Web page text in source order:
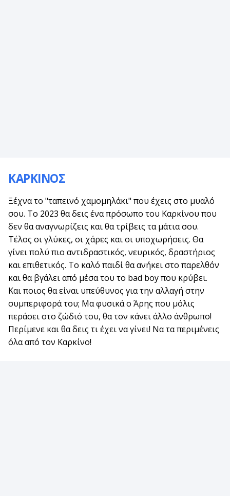
ΚΑΡΚΙΝΟΣ
Ξέχνα το "ταπεινό χαμομηλάκι" που έχεις στο μυαλό
σου. Το 2023 θα δεις ένα πρόσωπο του Καρκίνου που
δεν θα αναγνωρίζεις και θα τρίβεις τα μάτια σου.
Τέλος οι γλύκες, οι χάρες και οι υποχωρήσεις. Θα
γίνει πολύ πιο αντιδραστικός, νευρικός, δραστήριος
και επιθετικός. Το καλό παιδί θα ανήκει στο παρελθόν
και θα βγάλει από μέσα του το bad boy που κρύβει.
Και ποιος θα είναι υπεύθυνος για την αλλαγή στην
συμπεριφορά του; Μα φυσικά ο Άρης που μόλις
περάσει στο ζώδιό του, θα τον κάνει άλλο άνθρωπο!
Περίμενε και θα δεις τι έχει να γίνει! Να τα περιμένεις
όλα από τον Καρκίνο!